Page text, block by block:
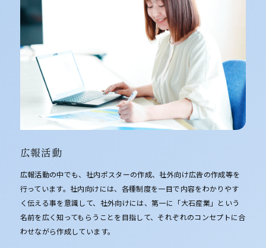
広報活動
広報活動の中でも、社内ポスターの作成、社外向け広告の作成等を
行っています。社内向けには、各種制度を一目で内容をわかりやす
く伝える事を意識して、社外向けには、第一に「大石産業」という
名前を広く知ってもらうことを目指して、それぞれのコンセプトに合
わせながら作成しています。